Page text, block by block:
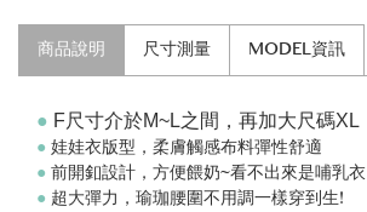
商品說明 尺寸測量 MODEL資訊
● F尺寸介於M~L之間，再加大尺碼XL
● 娃娃衣版型，柔膚觸感布料彈性舒適
● 前開釦設計，方便餵奶~看不出來是哺乳衣
● 超大彈力，瑜珈腰圍不用調一樣穿到生!